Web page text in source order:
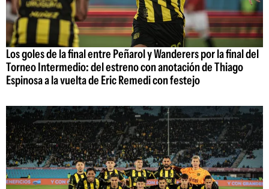
Los goles de la final entre Peñarol y Wanderers por la final del
Torneo Intermedio: del estreno con anotación de Thiago
Espinosa a la vuelta de Eric Remedi con festejo